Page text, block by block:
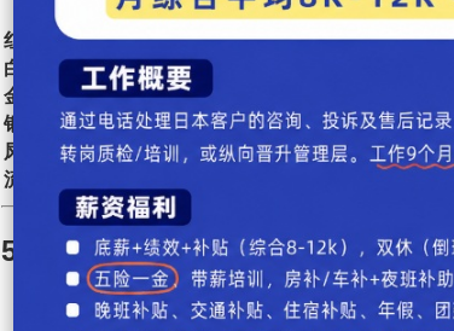
色彩/装饰
象征意义
红色
热烈、生命力、驱邪
白色
神圣、清净
金色
富贵、神圣、吉祥
银色
清净与光明
凤、龙、狮、神兽雕刻
吉祥、力量、守护
流苏与绳饰
5. 文化与精神意义
宗教信仰：神轿是神灵临时显现的媒介，